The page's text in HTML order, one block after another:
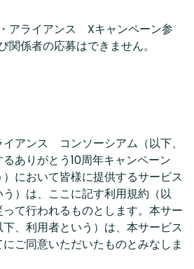
アライアンス Xキャンペーン参
関係者の応募はできません。
アンス コンソーシアム（以下、
ありがとう10周年キャンペーン
）において皆様に提供するサービス
う）は、ここに記す利用規約（以
て行われるものとします。本サー
、利用者という）は、本サービス
ご同意いただいたものとみなしま